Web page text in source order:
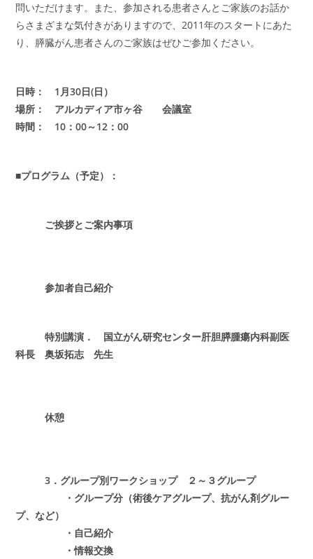
問いただけます。また、参加される患者さんとご家族のお話か
らさまざまな気付きがありますので、2011年のスタートにあた
り、膵臓がん患者さんのご家族はぜひご参加ください。
日時： 1月30日(日）
場所： アルカディア市ヶ谷 会議室
時間： 10：00～12：00
■プログラム（予定）：
ご挨拶とご案内事項
参加者自己紹介
特別講演． 国立がん研究センター肝胆膵腫瘍内科副医
科長 奥坂拓志 先生
休憩
3．グループ別ワークショップ ２～３グループ
・グループ分（術後ケアグループ、抗がん剤グルー
プ、など）
・自己紹介
・情報交換